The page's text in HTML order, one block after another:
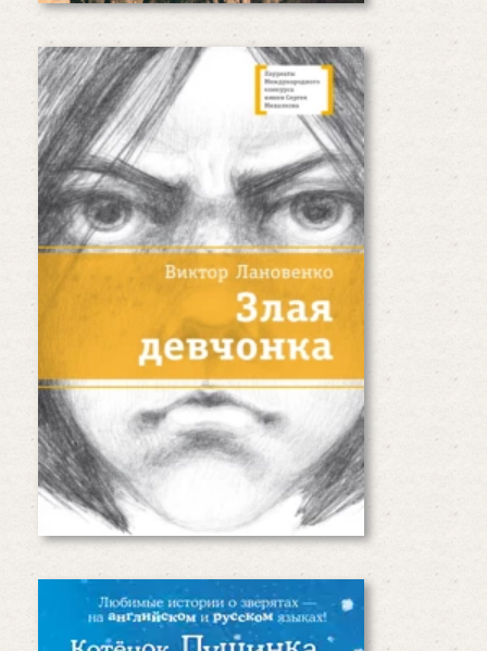
Злая девчонка
Злость грызет меня постоянно,
без перерыва. Нет, она даже не
грызет, она ест меня поедом» —
вот что чувствует Света
Артемьева, героиня повести
Виктора Лановенко…
Читать дальше
Котёнок Пушинка или
рождественское чудо